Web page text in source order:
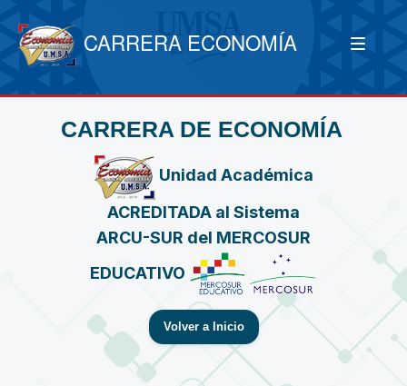
CARRERA ECONOMÍA
CARRERA DE ECONOMÍA
Unidad Académica
ACREDITADA al Sistema
ARCU-SUR del MERCOSUR
EDUCATIVO
Volver a Inicio